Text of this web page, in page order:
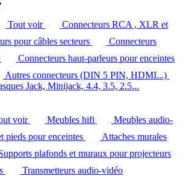
Tout voir
Connecteurs RCA , XLR et
pour câbles secteurs
Connecteurs
Connecteurs haut-parleurs pour enceintes
Autres connecteurs (DIN 5 PIN, HDMI...)
Jack, Minijack, 4.4, 3.5, 2.5...
voir Meubles hifi
Meubles audio-
pieds pour enceintes
Attaches murales
plafonds et muraux pour projecteurs
Transmetteurs audio-vidéo